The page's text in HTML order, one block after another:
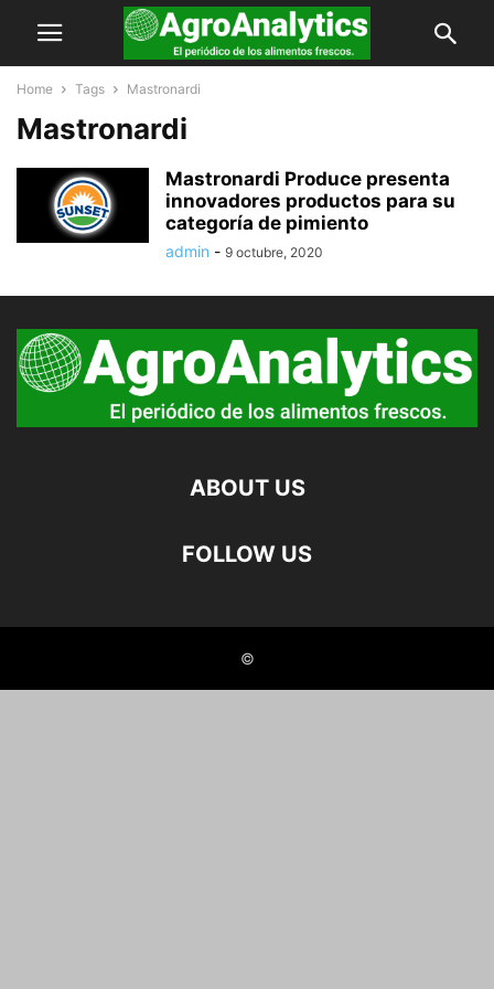
Home Tags Mastronardi
Mastronardi
Mastronardi Produce presenta
innovadores productos para su
categoría de pimiento
admin - 9 octubre, 2020
ABOUT US
FOLLOW US
©